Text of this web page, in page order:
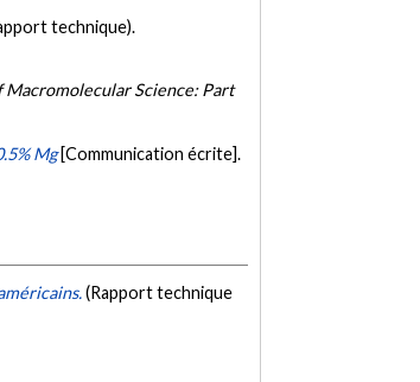
technique).
Macromolecular Science: Part
Mg [Communication écrite].
(Rapport technique